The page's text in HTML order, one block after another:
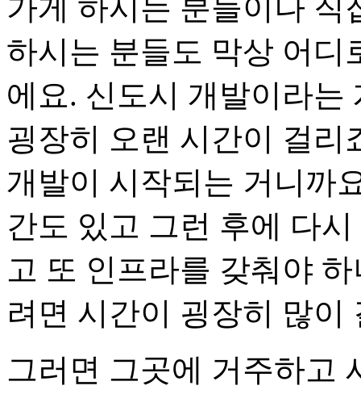
가게 하시는 분들이나 직
하시는 분들도 막상 어디
에요. 신도시 개발이라는
굉장히 오랜 시간이 걸리
개발이 시작되는 거니까
간도 있고 그런 후에 다
고 또 인프라를 갖춰야
려면 시간이 굉장히 많이
그러면 그곳에 거주하고